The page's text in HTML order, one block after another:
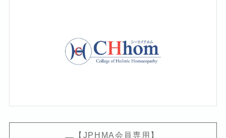
【JPHMA会員専用】